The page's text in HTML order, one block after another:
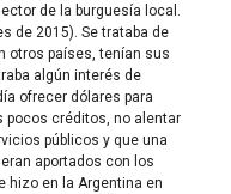
de la burguesía local.
de 2015). Se trataba de
otros países, tenían sus
algún interés de
ofrecer dólares para
pocos créditos, no alentar
públicos y que una
aportados con los
hizo en la Argentina en